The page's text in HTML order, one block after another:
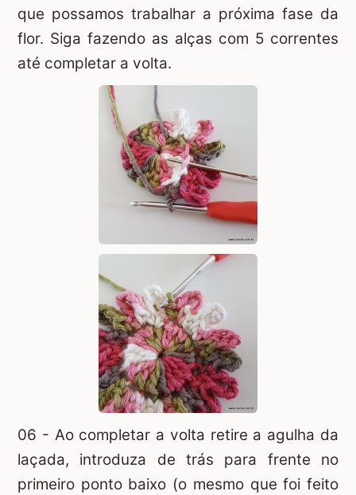
que possamos trabalhar a próxima fase da
flor. Siga fazendo as alças com 5 correntes
até completar a volta.
06 - Ao completar a volta retire a agulha da
laçada, introduza de trás para frente no
primeiro ponto baixo (o mesmo que foi feito